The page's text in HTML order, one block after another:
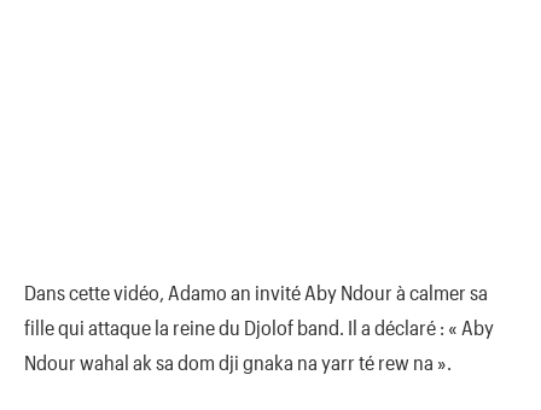
Dans cette vidéo, Adamo an invité Aby Ndour à calmer sa
fille qui attaque la reine du Djolof band. Il a déclaré : « Aby
Ndour wahal ak sa dom dji gnaka na yarr té rew na ».